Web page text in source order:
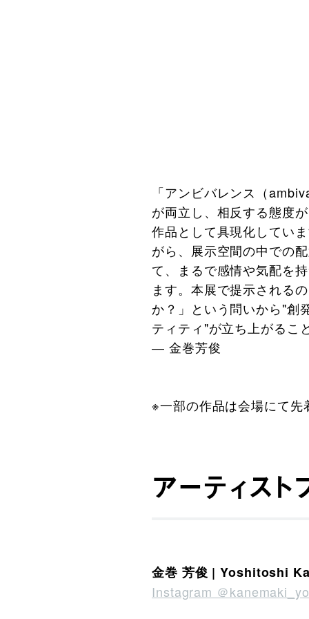
「アンビバレンス（
が両立し、相反する態度
作品として具現化してい
がら、展示空間の中での
て、まるで感情や気配を
ます。本展で提示される
か？」という問いから"創
ティティ"が立ち上がるこ
― 金巻芳俊
※一部の作品は会場にて
アーティス
金巻 芳俊 | Yoshitoshi
Instagram ＠